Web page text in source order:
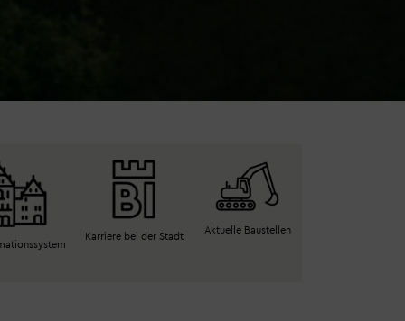
Karriere bei der Stadt
Aktuelle Baustellen